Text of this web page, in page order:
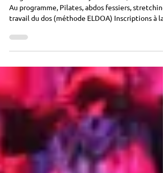
28 mai
Point du jour
Semaine du bien-être
Au programme, Pilates, abdos fessiers, stretching,
travail du dos (méthode ELDOA) Inscriptions à la
semaine ou à la séance Rendez-vous sur
www.animactisce.org ou à l’accueil du centre
Tarifs en fonction des revenus